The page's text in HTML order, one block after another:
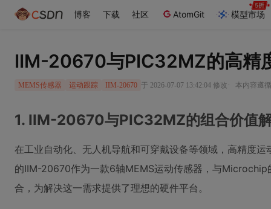
博客 下载 社区 AtomGit 模型市场
IIM-20670与PIC32MZ的高精
MEMS传感器 运动跟踪 IIM-20670 于 2026-07-07 13:42:04 修改 · 本内容遵
1. IIM-20670与PIC32MZ的组合价值
在工业自动化、无人机导航和可穿戴设备等领域，高精度
的IIM-20670作为一款6轴MEMS运动传感器，与
合，为解决这一需求提供了理想的硬件平台。